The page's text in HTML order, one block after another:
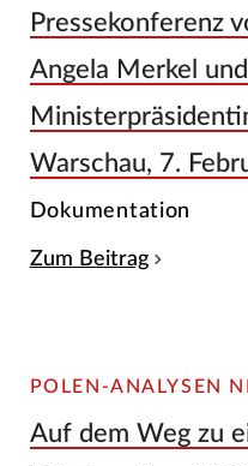
Pressekonferenz
Angela Merkel
Warschau, 7.
Dokumentation
Zum Beitrag
POLEN-ANALYSEN
Auf dem Weg zu